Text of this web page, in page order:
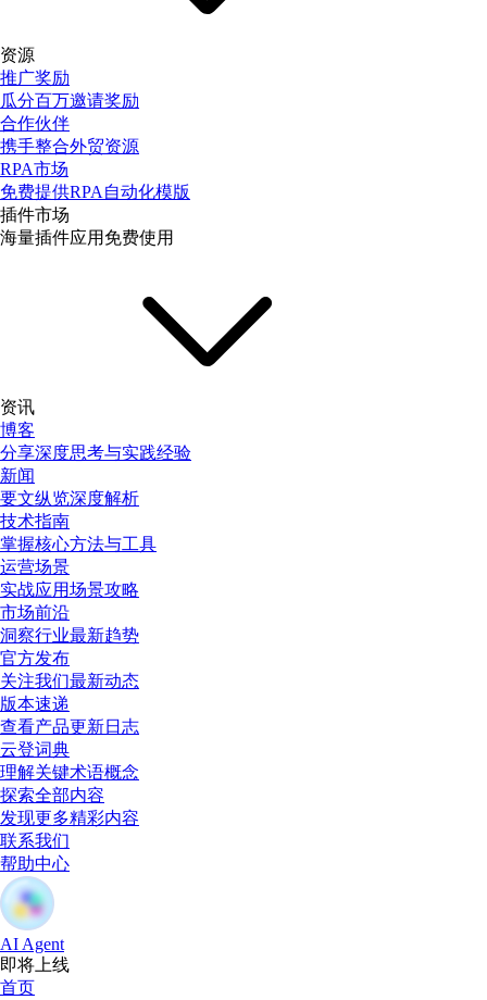
资源
推广奖励
瓜分百万邀请奖励
合作伙伴
携手整合外贸资源
RPA市场
免费提供RPA自动化模版
插件市场
海量插件应用免费使用
资讯
博客
分享深度思考与实践经验
新闻
要文纵览深度解析
技术指南
掌握核心方法与工具
运营场景
实战应用场景攻略
市场前沿
洞察行业最新趋势
官方发布
关注我们最新动态
版本速递
查看产品更新日志
云登词典
理解关键术语概念
探索全部内容
发现更多精彩内容
联系我们
帮助中心
AI Agent
即将上线
首页